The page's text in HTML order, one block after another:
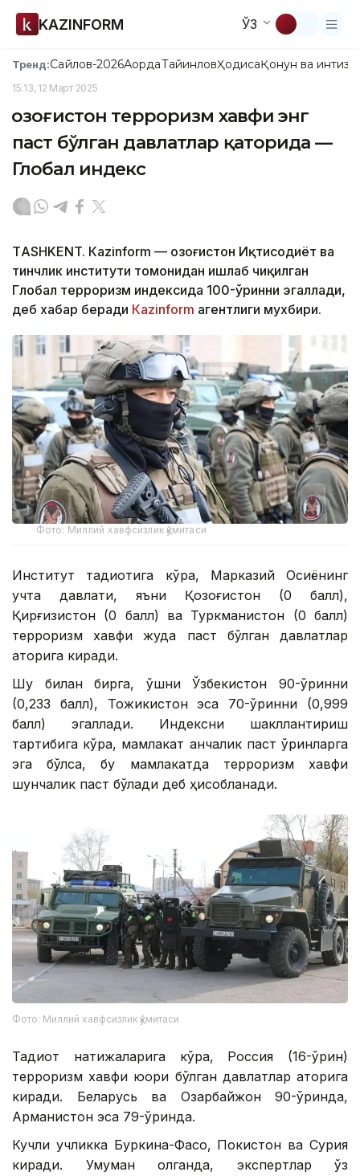
KAZINFORM ЎЗ
Тренд:Сайлов-2026АқордаТайинловҲодисаҚонун ва
15:13, 12 Март 2025
Қозоғистон терроризм хавфи энг
паст бўлган давлатлар қаторида —
Глобал индекс
ТASHKENT. Кazinform — Қозоғистон Иқтисодиёт ва
тинчлик институти томонидан ишлаб чиқилган
Глобал терроризм индексида 100-ўринни эгаллади,
деб хабар беради Кazinform агентлиги мухбири.
Фото: Миллий хавфсизлик қўмитаси
Институт тадқиқотига кўра, Марказий Осиёнинг
учта давлати, яъни Қозоғистон (0 балл),
Қирғизистон (0 балл) ва Туркманистон (0 балл)
терроризм хавфи жуда паст бўлган давлатлар
қаторига киради.
Шу билан бирга, қўшни Ўзбекистон 90-ўринни
(0,233 балл), Тожикистон эса 70-ўринни (0,999
балл) эгаллади. Индексни шакллантириш
тартибига кўра, мамлакат қанчалик паст ўринларга
эга бўлса, бу мамлакатда терроризм хавфи
шунчалик паст бўлади деб ҳисобланади.
Фото: Миллий хавфсизлик қўмитаси
Тадқиқот натижаларига кўра, Россия (16-ўрин)
терроризм хавфи юқори бўлган давлатлар қаторига
киради. Беларусь ва Озарбайжон 90-ўринда,
Арманистон эса 79-ўринда.
Кучли учликка Буркина-Фасо, Покистон ва Сурия
киради. Умуман олганда, экспертлар ўз